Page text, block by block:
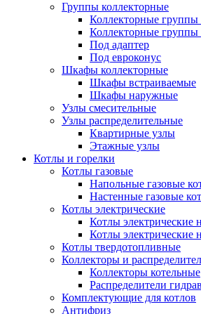
Группы коллекторные
Коллекторные группы
Коллекторные группы
Под адаптер
Под евроконус
Шкафы коллекторные
Шкафы встраиваемые
Шкафы наружные
Узлы смесительные
Узлы распределительные
Квартирные узлы
Этажные узлы
Котлы и горелки
Котлы газовые
Напольные газовые
Настенные газовые
Котлы электрические
Котлы электрические
Котлы электрические
Котлы твердотопливные
Коллекторы и
Коллекторы котельные
Распределители
Комплектующие для котлов
Антифриз